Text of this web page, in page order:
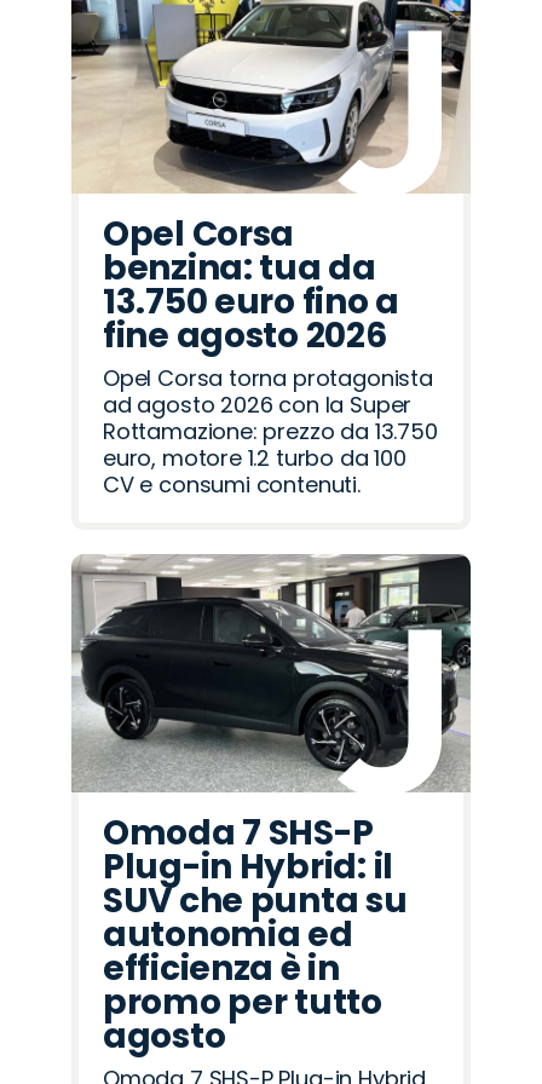
Cupra
Opel
Alfa
Romeo
Omoda
Hyundai
Seat
Fiat
Abarth
Peugeot
Jeep
Lancia
Land
Rover
Jaecoo
Citroën
Mazda
Opel Corsa
benzina: tua da
13.750 euro fino a
fine agosto 2026
Opel Corsa torna protagonista
ad agosto 2026 con la Super
Rottamazione: prezzo da 13.750
euro, motore 1.2 turbo da 100
CV e consumi contenuti.
Omoda 7 SHS-P
Plug-in Hybrid: il
SUV che punta su
autonomia ed
efficienza è in
promo per tutto
agosto